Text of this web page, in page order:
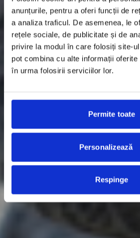
anunțurile, pentru a oferi funcții de
a analiza traficul. De asemenea, le
rețele sociale, de publicitate și de
privire la modul în care folosiți site-
pot combina cu alte informații
în urma folosirii serviciilor lor.
Permite toate
Personalizează
Respinge